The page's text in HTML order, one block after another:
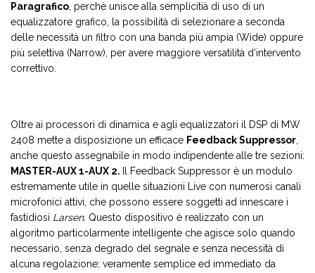
Paragrafico , perchè unisce alla semplicitià di uso di un
equalizzatore grafico, la possibilità di selezionare a seconda
delle necessità un filtro con una banda più ampia (Wide) oppure
più selettiva (Narrow), per avere maggiore versatilità d'intervento
correttivo.
Oltre ai processori di dinamica e agli equalizzatori il DSP di MW
2408 mette a disposizione un efficace Feedback Suppressor
anche questo assegnabile in modo indipendente alle tre sezioni:
MASTER-AUX 1-AUX 2.
Il Feedback Suppressor è un modulo
estremamente utile in quelle situazioni Live con numerosi canali
microfonici attivi, che possono essere soggetti ad innescare i
fastidiosi Larsen. Questo dispositivo è realizzato con un
algoritmo particolarmente intelligente che agisce solo quando
necessario, senza degrado del segnale e senza necessità di
alcuna regolazione; veramente semplice ed immediato da